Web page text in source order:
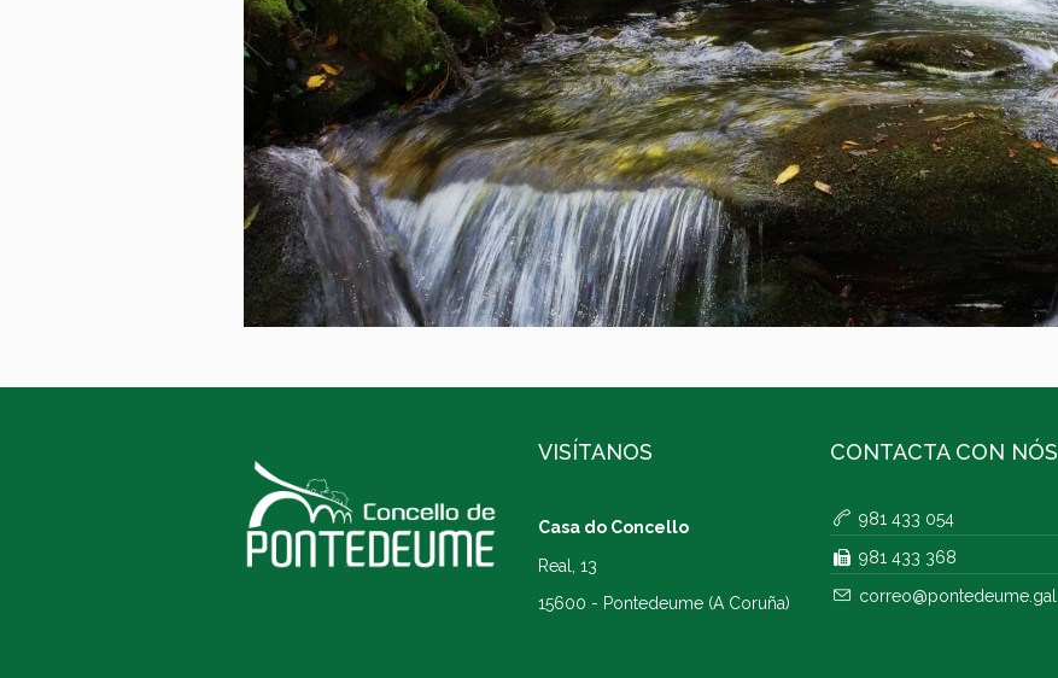
VISÍTANOS
Casa do Concello
Real, 13
15600 - Pontedeume (A Coruña)
CONTACTA CON NÓS
981 433 054
981 433 368
correo@pontedeume.gal